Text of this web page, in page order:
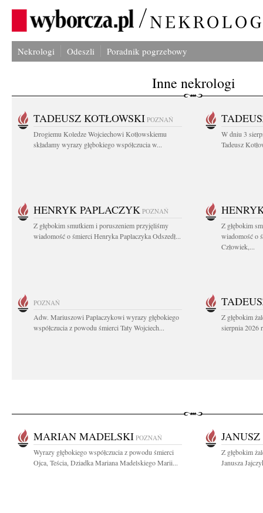
Nekrologi Odeszli Poradnik pogrzebowy
Inne nekrologi
TADEUSZ KOTŁOWSKI POZNAŃ
Drogiemu Koledze Wojciechowi Kotłowskiemu
składamy wyrazy głębokiego współczucia w...
W dniu 3
Tadeusz
HENRYK PAPLACZYK POZNAŃ
Z głębokim smutkiem i poruszeniem przyjęliśmy
wiadomość o śmierci Henryka Paplaczyka Odszedł...
Z głębokim
wiadomość o
Człowiek,...
POZNAŃ
Adw. Mariuszowi Paplaczykowi wyrazy głębokiego
współczucia z powodu śmierci Taty Wojciech...
Z głębokim
sierpnia 2026
MARIAN MADELSKI POZNAŃ
Wyrazy głębokiego współczucia z powodu śmierci
Ojca, Teścia, Dziadka Mariana Madelskiego Marii...
Z głębokim
Janusza